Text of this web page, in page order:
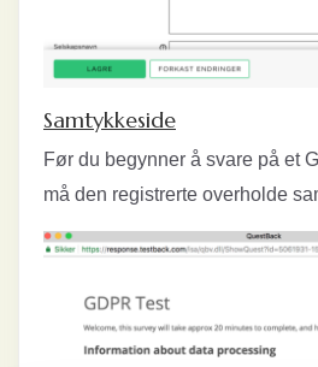
Samtykkeside
Før du begynner å svare på et
må den registrerte overholde